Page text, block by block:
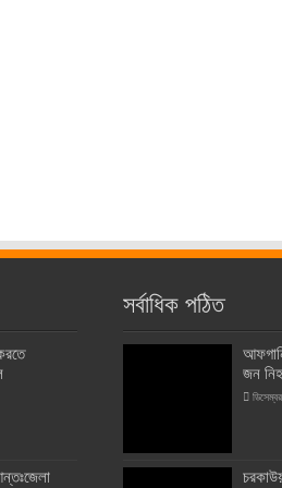
সর্বাধিক পঠিত
জন